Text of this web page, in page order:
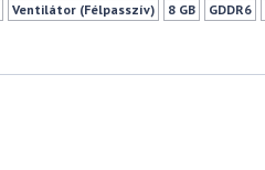
Ventilátor (Félpasszív) 8 GB GDDR6